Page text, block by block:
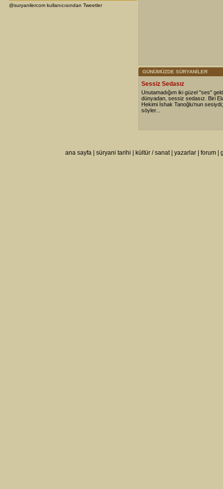
@suryanilercom kullanıcısından Tweetler
GÜNÜMÜZDE SÜRYANİLER
Sessiz Sedasız
Unutamadığım iki güzel "ses"
dünyadan, sessiz sedasız. Biri
Hekimi İshak Tanoğlu’nun
söyler...
ana sayfa süryani tarihi kültür / sanat| yazarlar forum